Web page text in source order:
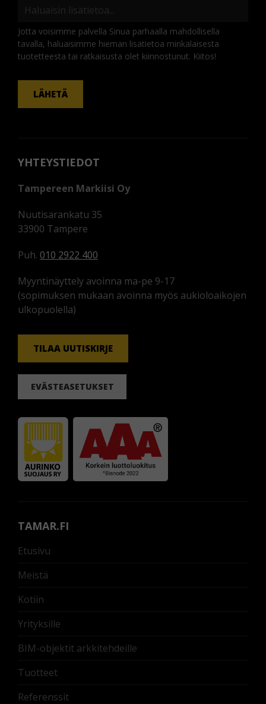
Jotta voisimme palvella Sinua parhaalla mahdollisella
tavalla, haluaisimme hieman lisätietoa minkälaisesta
tuotetteesta tai ratkaisusta olet kiinnostunut. Kiitos!
KOMMENTTI
LÄHETÄ
YHTEYSTIEDOT
Tampereen Markiisi Oy
Nuutisarankatu 35
33900 Tampere
Puh. 010 2922 400
Myyntinäyttely avoinna ma-pe 9-17
(sopimuksen mukaan avoinna myös aukioloaikojen
ulkopuolella)
TILAA UUTISKIRJE
EVÄSTEASETUKSET
TAMAR.FI
Etusivu
Meistä
Kotiin
Yrityksille
BIM-objektit arkkitehdeille
Tuotteet
Referenssit